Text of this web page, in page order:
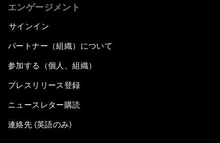
エンゲージメント
サインイン
パートナー（組織）について
参加する（個人、組織）
プレスリリース登録
ニュースレター購読
連絡先 (英語のみ)